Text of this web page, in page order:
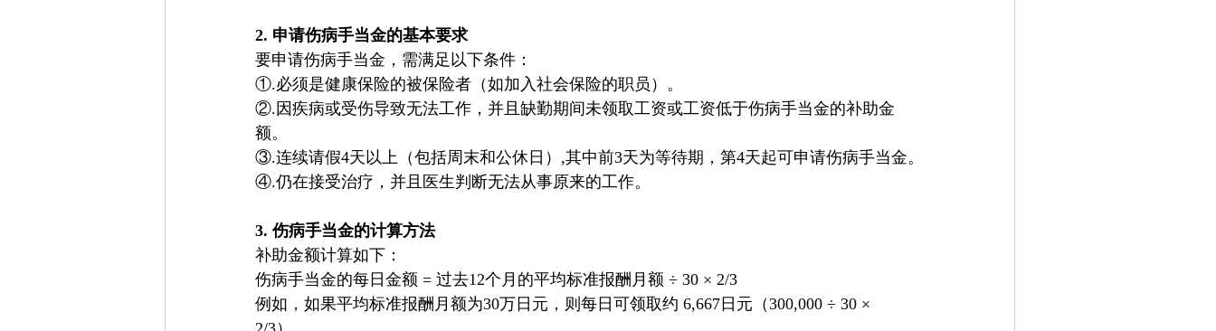
2. 申请伤病手当金的基本要求
要申请伤病手当金，需满足以下条件：
①.必须是健康保险的被保险者（如加入社会保险的职员）。
②.因疾病或受伤导致无法工作，并且缺勤期间未领取工资或工资低于伤病手当金的补助金
额。
③.连续请假4天以上（包括周末和公休日）,其中前3天为等待期，第4天起可申请伤病手当金。
④.仍在接受治疗，并且医生判断无法从事原来的工作。
3. 伤病手当金的计算方法
补助金额计算如下：
伤病手当金的每日金额 = 过去12个月的平均标准报酬月额 ÷ 30 × 2/3
例如，如果平均标准报酬月额为30万日元，则每日可领取约 6,667日元（300,000 ÷ 30 ×